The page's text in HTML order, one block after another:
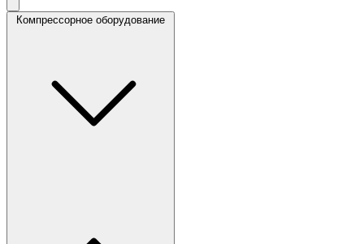
Компрессорное оборудование